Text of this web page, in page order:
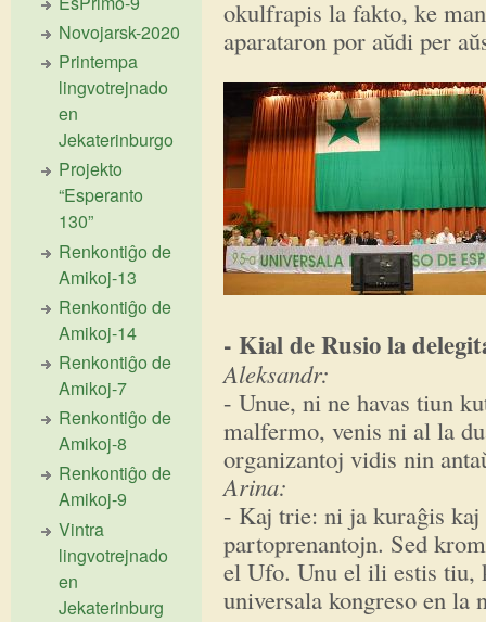
okulfrapis la fakto, ke
aparataron por aŭdi per
- Kial de Rusio la
Aleksandr:
- Unue, ni ne havas tiun
malfermo, venis ni al la
organizantoj vidis nin
Arina:
- Kaj trie: ni ja kuraĝis
partoprenantojn. Sed
el Ufo. Unu el ili estis tiu,
universala kongreso en la
Novojarsk-2020
Printempa
lingvotrejnado
en
Jekaterinburgo
Projekto
“Esperanto
130”
Renkontiĝo de
Amikoj-13
Renkontiĝo de
Amikoj-14
Renkontiĝo de
Amikoj-7
Renkontiĝo de
Amikoj-8
Renkontiĝo de
Amikoj-9
Vintra
lingvotrejnado
en
Jekaterinburg